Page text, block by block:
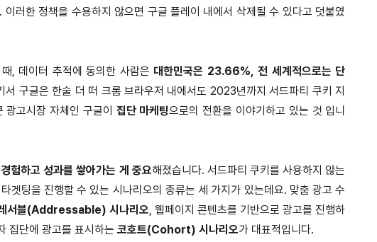
러한 정책을 수용하지 않으면 구글 플레이 내에서 삭제될 수 있다고 덧붙였
, 데이터 추적에 동의한 사람은 대한민국은 23.66%, 전 세계적으로는 단
구글은 한술 더 떠 크롬 브라우저 내에서도 2023년까지 서드파티 쿠키 지
고시장 자체인 구글이 집단 마케팅으로의 전환을 이야기하고 있는 것 입니
험하고 성과를 쌓아가는 게 중요해졌습니다. 서드파티 쿠키를 사용하지 않는
겟팅을 진행할 수 있는 시나리오의 종류는 세 가지가 있는데요. 맞춤 광고 수
서블(Addressable) 시나리오, 웹페이지 콘텐츠를 기반으로 광고를 진행하
집단에 광고를 표시하는 코호트(Cohort) 시나리오가 대표적입니다.